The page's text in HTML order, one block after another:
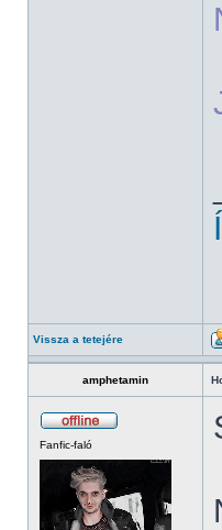
Vissza a tetejére
amphetamin
Fanfic-faló